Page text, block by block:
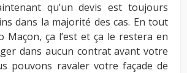
qu’un devis est toujours
dans la majorité des cas. En tout
Maçon, ça l’est et ça le restera en
dans aucun contrat avant votre
pouvons ravaler votre façade de